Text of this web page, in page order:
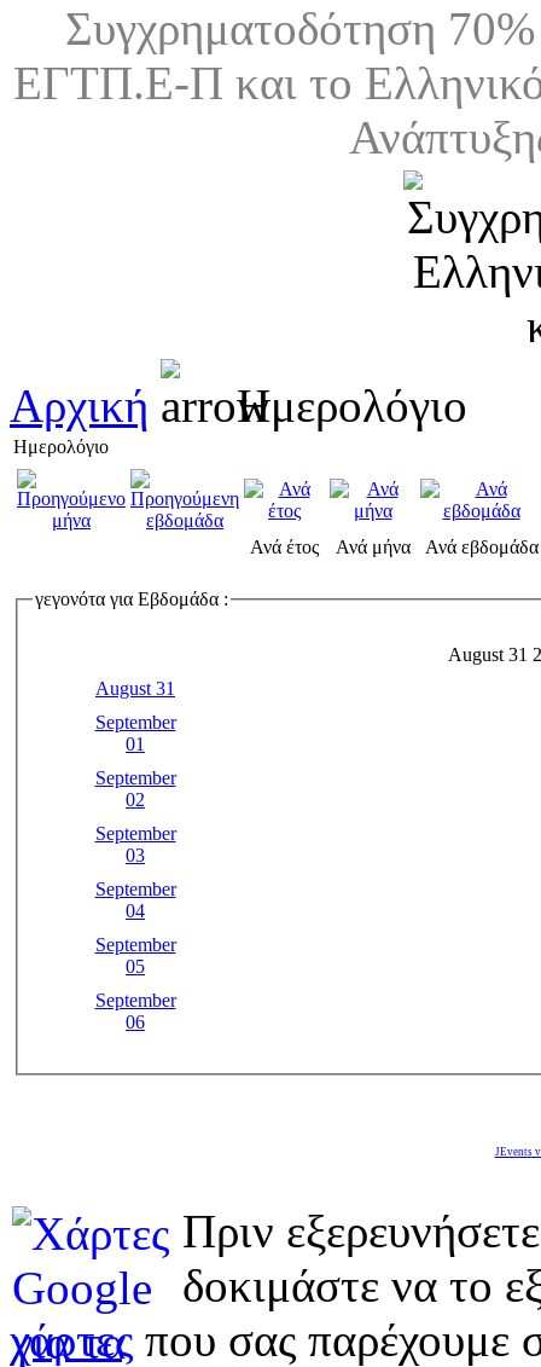
Συγχρηματοδότηση
ΕΓΤΠ.Ε-Π και το
Αρχική Ημερολόγιο
Ημερολόγιο
Ανά έτος Ανά μήνα Ανά εβδομάδα
γεγονότα για Εβδομάδα :
August 31
August 31
September
01
September
02
September
03
September
04
September
05
September
06
JEvents
Πριν
δοκιμάστε να το
χάρτες που σας παρέχουμε